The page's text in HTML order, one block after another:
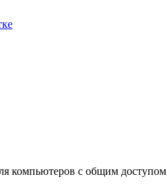
компьютеров с общим доступом